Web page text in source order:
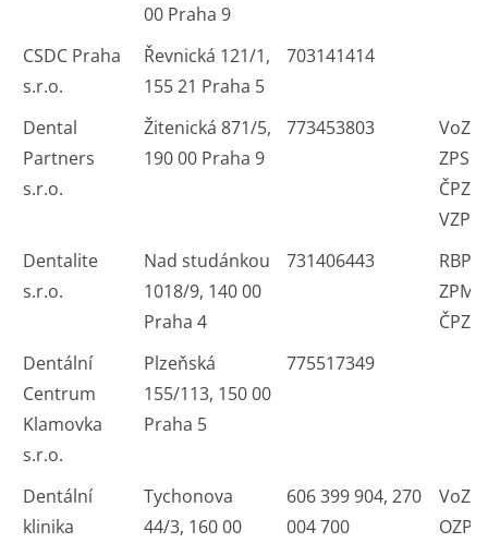
00 Praha 9
CSDC Praha
s.r.o.
Řevnická 121/1,
155 21 Praha 5
703141414
Dental
Partners
s.r.o.
Žitenická 871/5,
190 00 Praha 9
773453803
VoZP
ZPS
ČPZP
VZP
Dentalite
s.r.o.
Nad studánkou
1018/9, 140 00
Praha 4
731406443
RBP
ČPZP
Dentální
Centrum
Klamovka
s.r.o.
Plzeňská
155/113, 150 00
Praha 5
775517349
Dentální
klinika
Tychonova
44/3, 160 00
606 399 904, 270
004 700
VoZP
OZP